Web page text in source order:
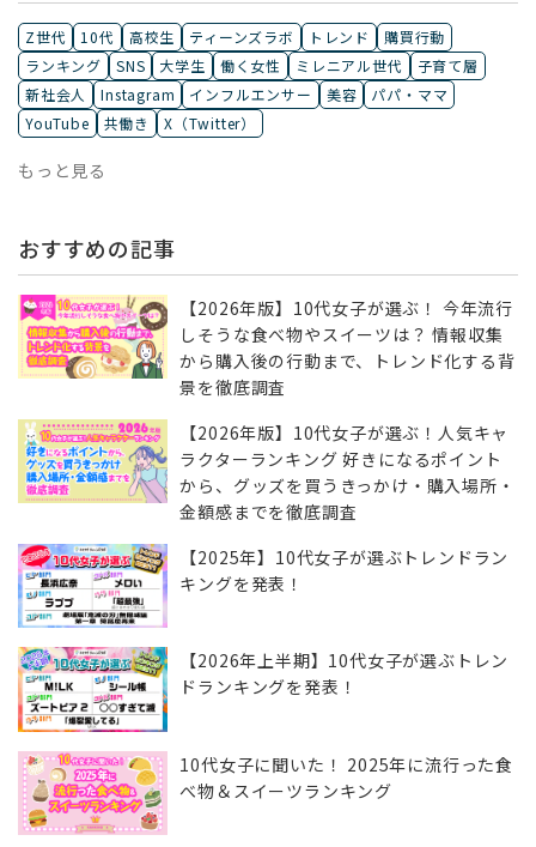
Z世代 10代 高校生 ティーンズラボ トレンド
購買行動
ランキング
SNS 大学生 働く女性 ミレニアル世代
子育て層
新社会人
Instagram インフルエンサー 美容
パパ・ママ
YouTube
共働き X（Twitter）
もっと見る
おすすめの記事
【2026年版】10代女子が選ぶ！ 今年流行
しそうな食べ物やスイーツは？ 情報収集
から購入後の行動まで、トレンド化する背
景を徹底調査
【2026年版】10代女子が選ぶ！人気キャ
ラクターランキング 好きになるポイント
から、グッズを買うきっかけ・購入場所・
金額感までを徹底調査
【2025年】10代女子が選ぶトレンドラン
キングを発表！
【2026年上半期】10代女子が選ぶトレン
ドランキングを発表！
10代女子に聞いた！ 2025年に流行った食
べ物＆スイーツランキング